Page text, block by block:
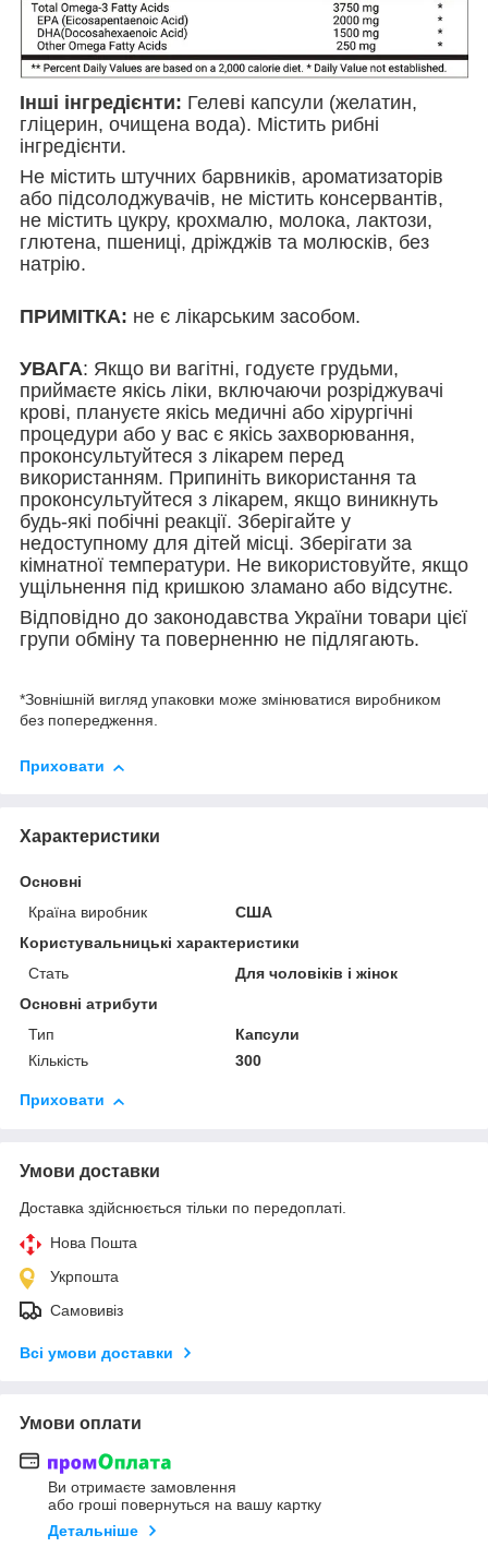
Інші інгредієнти: Гелеві капсули (желатин,
гліцерин, очищена вода). Містить рибні
інгредієнти.
Не містить штучних барвників, ароматизаторів
або підсолоджувачів, не містить консервантів,
не містить цукру, крохмалю, молока, лактози,
глютена, пшениці, дріжджів та молюсків, без
натрію.
ПРИМІТКА: не є лікарським засобом.
УВАГА: Якщо ви вагітні, годуєте грудьми,
приймаєте якісь ліки, включаючи розріджувачі
крові, плануєте якісь медичні або хірургічні
процедури або у вас є якісь захворювання,
проконсультуйтеся з лікарем перед
використанням. Припиніть використання та
проконсультуйтеся з лікарем, якщо виникнуть
будь-які побічні реакції. Зберігайте у
недоступному для дітей місці. Зберігати за
кімнатної температури. Не використовуйте, якщо
ущільнення під кришкою зламано або відсутнє.
Відповідно до законодавства України товари цієї
групи обміну та поверненню не підлягають.
*Зовнішній вигляд упаковки може змінюватися виробником
без попередження.
Приховати
Характеристики
Основні
Країна виробник
США
Користувальницькі характеристики
Стать
Для чоловіків і жінок
Основні атрибути
Тип
Капсули
Кількість
300
Приховати
Умови доставки
Доставка здійснюється тільки по передоплаті.
Нова Пошта
Укрпошта
Самовивіз
Всі умови доставки
Умови оплати
Ви отримаєте замовлення
або гроші повернуться на вашу картку
Детальніше